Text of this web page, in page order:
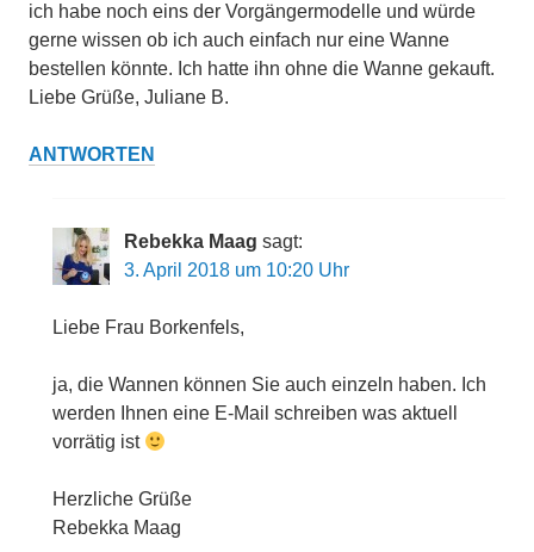
ich habe noch eins der Vorgängermodelle und würde
gerne wissen ob ich auch einfach nur eine Wanne
bestellen könnte. Ich hatte ihn ohne die Wanne gekauft.
Liebe Grüße, Juliane B.
ANTWORTEN
Rebekka Maag sagt:
3. April 2018 um 10:20 Uhr
Liebe Frau Borkenfels,
ja, die Wannen können Sie auch einzeln haben. Ich
werden Ihnen eine E-Mail schreiben was aktuell
vorrätig ist
Herzliche Grüße
Rebekka Maag